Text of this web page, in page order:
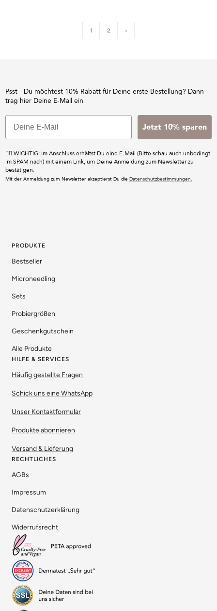
1 2 ›
Psst - Du möchtest 10% Rabatt für Deine erste Bestellung? Dann
trag hier Deine E-Mail ein
Jetzt 10% sparen
☝🏼 WICHTIG: Im Anschluss erhältst Du eine E-Mail (Bitte schau auch unbedingt
im SPAM nach) mit einem Link, um Deine Anmeldung zum Newsletter zu
bestätigen.
Mit der Anmeldung zum Newsletter akzeptierst Du die Datenschutzbestimmungen.
PRODUKTE
Bestseller
Microneedling
Sets
Probiergrößen
Geschenkgutschein
Alle Produkte
HILFE & SERVICES
Häufig gestellte Fragen
Schick uns eine WhatsApp
Unser Kontaktformular
Produkte abonnieren
Versand & Lieferung
RECHTLICHES
AGBs
Impressum
Datenschutzerklärung
Widerrufsrecht